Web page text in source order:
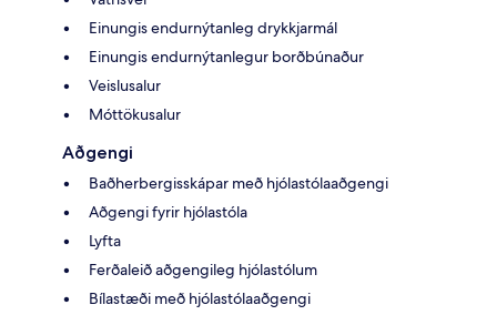
Einungis endurnýtanleg drykkjarmál
Einungis endurnýtanlegur borðbúnaður
Veislusalur
Móttökusalur
Aðgengi
Baðherbergisskápar með hjólastólaaðgengi
Aðgengi fyrir hjólastóla
Lyfta
Ferðaleið aðgengileg hjólastólum
Bílastæði með hjólastólaaðgengi